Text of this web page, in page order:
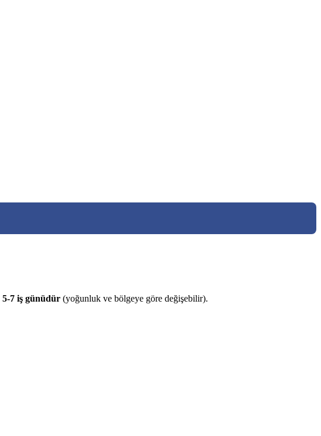
5-7 iş günüdür (yoğunluk ve bölgeye göre değişebilir).